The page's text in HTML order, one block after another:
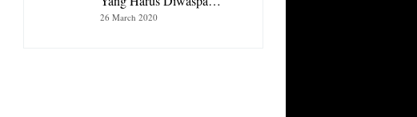
26 March 2020